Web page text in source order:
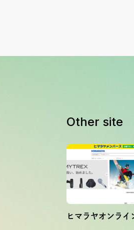
Other site
ヒマラヤオンライ